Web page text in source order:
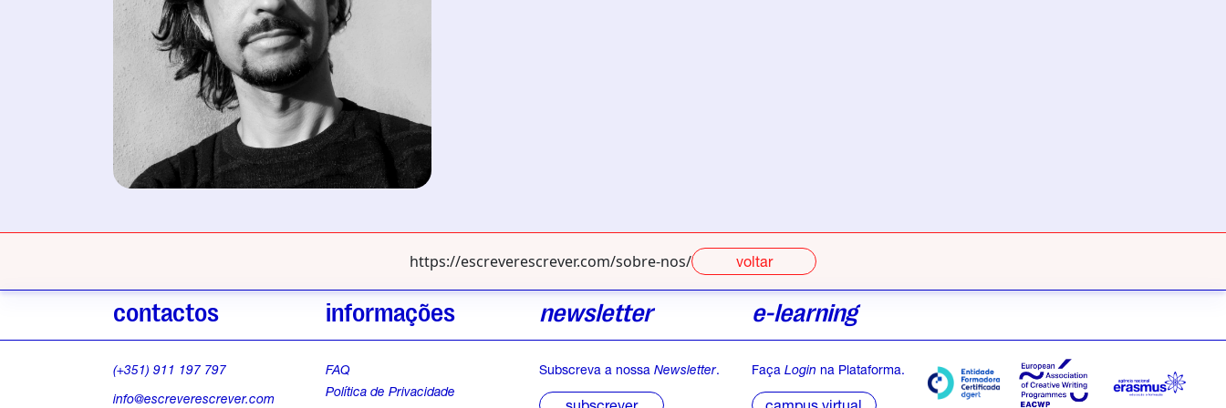
https://escreverescrever.com/sobre-nos/ voltar
contactos informações newsletter e-learning
(+351) 911 197 797
info@escreverescrever.com
FAQ
Política de Privacidade
Subscreva a nossa Newsletter. Faça Login na Plataforma.